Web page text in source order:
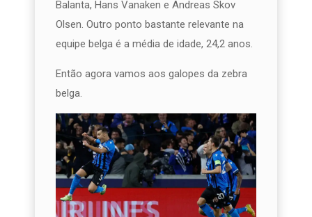
Balanta, Hans Vanaken e Andreas Skov
Olsen. Outro ponto bastante relevante na
equipe belga é a média de idade, 24,2 anos.
Então agora vamos aos galopes da zebra
belga.